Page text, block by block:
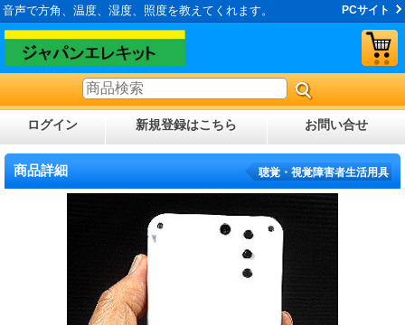
音声で方角、温度、湿度、照度を教えてくれます。 PCサイト
ログイン 新規登録はこちら お問い合せ
商品詳細 聴覚・視覚障害者生活用具